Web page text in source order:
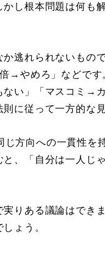
し根本問題は何も
逃れられないもの
→やめろ」などです
い」「マスコミ→
に従って一方的な
方向への一貫性を
、「自分は一人じ
りある議論はでき
ょう。